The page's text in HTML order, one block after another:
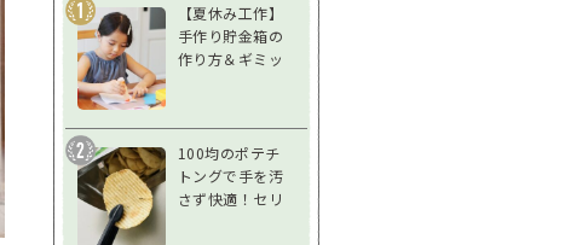
【夏休み工作】
手作り貯金箱の
作り方＆ギミッ
応
100均のポテチ
トングで手を汚
さず快適！セリ